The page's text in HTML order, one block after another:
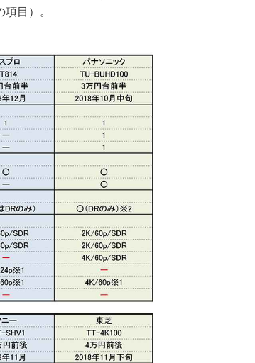
目）。